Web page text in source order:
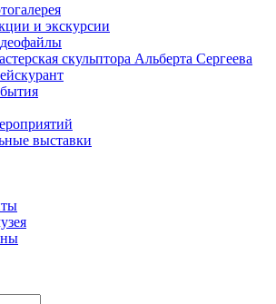
и экскурсии
скульптора Альберта Сергеева
выставки